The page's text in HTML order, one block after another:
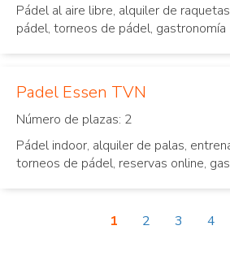
Pádel al aire libre, alquiler de
pádel, torneos de pádel, gastronomía
Padel Essen TVN
Número de plazas: 2
Pádel indoor, alquiler de palas,
torneos de pádel, reservas online,
1 2 3 4